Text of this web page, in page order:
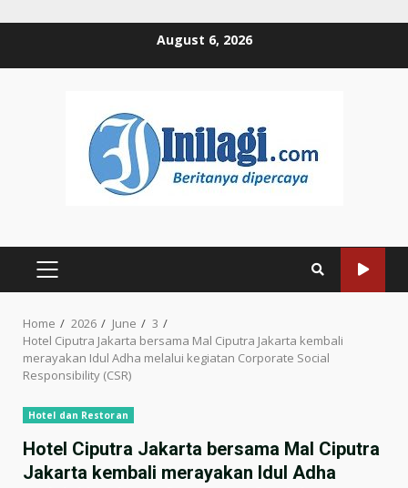
August 6, 2026
PRIMARY
Home 2026 June
3
Hotel Ciputra Jakarta bersama Mal Ciputra Jakarta kembali
merayakan Idul Adha melalui kegiatan Corporate Social
Responsibility (CSR)
Hotel dan Restoran
Hotel Ciputra Jakarta bersama Mal Ciputra
Jakarta kembali merayakan Idul Adha